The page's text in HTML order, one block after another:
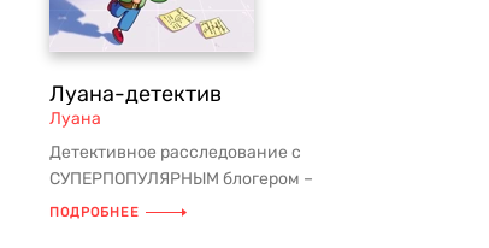
Луана-детектив
Луана
Детективное расследование с
СУПЕРПОПУЛЯРНЫМ блогером –
ЛУАНОЙ! Её анимированные ролики
ПОДРОБНЕЕ